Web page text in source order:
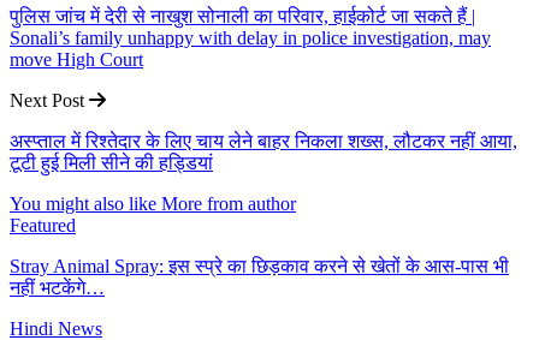
पुलिस जांच में देरी से नाखुश सोनाली का परिवार, हाईकोर्ट जा सकते हैं |
Sonali’s family unhappy with delay in police investigation, may
move High Court
Next Post
अस्प्ताल में रिश्तेदार के लिए चाय लेने बाहर निकला शख्स, लौटकर नहीं आया,
टूटी हुई मिली सीने की हड्डियां
You might also like More from author
Featured
Stray Animal Spray: इस स्प्रे का छिड़काव करने से खेतों के आस-पास भी
नहीं भटकेंगे…
Hindi News